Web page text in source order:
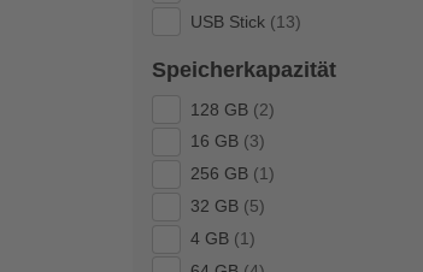
USB Stick (13)
Speicherkapazität
128 GB (2)
16 GB (3)
256 GB (1)
32 GB (5)
4 GB (1)